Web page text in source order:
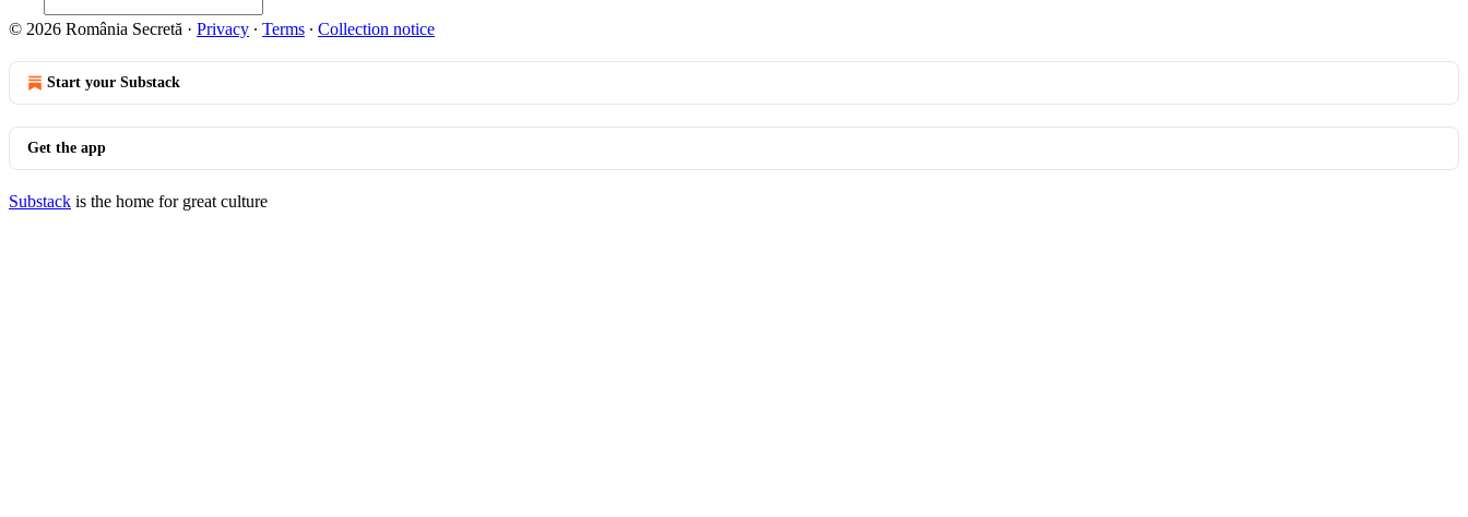
© 2026 România Secretă · Privacy ∙ Terms ∙ Collection notice
Start your Substack
Get the app
Substack is the home for great culture